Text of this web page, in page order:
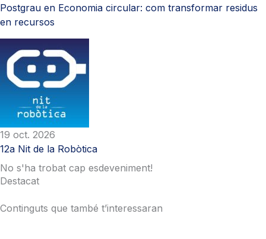
Postgrau en Economia circular: com transformar residus
en recursos
19 oct. 2026
12a Nit de la Robòtica
No s'ha trobat cap esdeveniment!
Destacat
Continguts que també t’interessaran